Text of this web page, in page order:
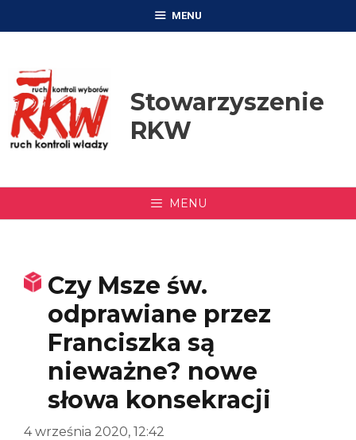
MENU
Stowarzyszenie
RKW
MENU
Czy Msze św.
odprawiane przez
Franciszka są
nieważne? nowe
słowa konsekracji
4 września 2020, 12:42